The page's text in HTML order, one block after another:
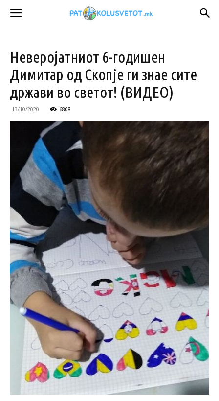
Неверојатниот 6-годишен
Димитар од Скопје ги знае сите
држави во светот! (ВИДЕО)
13/10/2020 6808